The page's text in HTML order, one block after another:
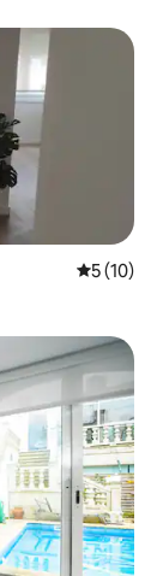
5 de uma
5 (10)